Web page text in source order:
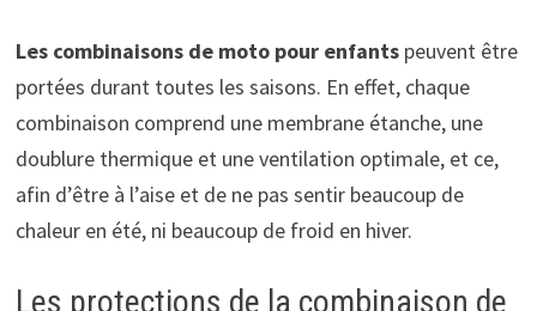
Les combinaisons de moto pour enfantspeuvent être
portées durant toutes les saisons. En effet, chaque
combinaison comprend une membrane étanche, une
doublure thermique et une ventilation optimale, et ce,
afin d’être à l’aise et de ne pas sentir beaucoup de
chaleur en été, ni beaucoup de froid en hiver.
Les protections de la combinaison de